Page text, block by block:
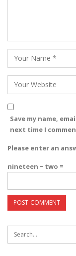
Save my name,
next time I
Please enter an
nineteen − two =